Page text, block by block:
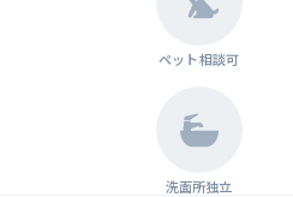
ペット相談可
洗面所独立